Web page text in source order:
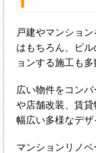
戸建やマンショ
はもちろん、ビ
ョンする施工も多
広い物件をコン
や店舗改装、賃貸
幅広い多様なデザ
マンションリノ